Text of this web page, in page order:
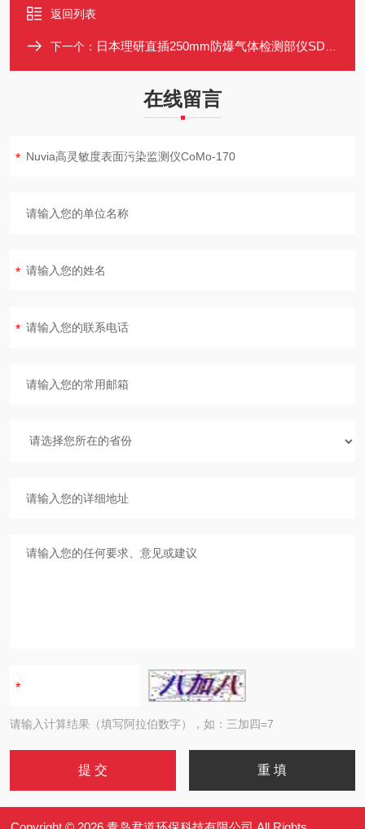
返回列表
下一个： 日本理研直插250mm防爆气体检测部仪SD-2500
在线留言
请输入计算结果（填写阿拉伯数字），如：三加四=7